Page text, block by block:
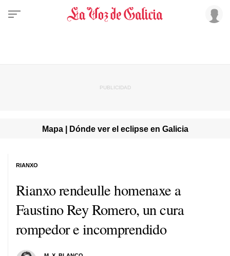
Mapa | Dónde ver el eclipse en Galicia
Rianxo rendeulle homenaxe a
Faustino Rey Romero, un cura
rompedor e incomprendido
RIANXO